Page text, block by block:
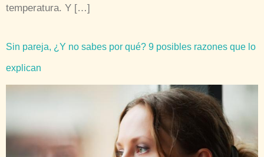
temperatura. Y […]
Sin pareja, ¿Y no sabes por qué? 9 posibles razones que lo
explican